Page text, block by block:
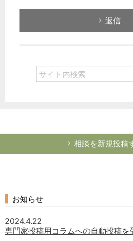
返信
相談を新規投稿
お知らせ
2024.4.22
専門家投稿用コラムへの自動投稿を